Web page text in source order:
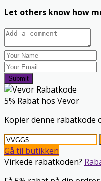
Let others know how
Submit
5% Rabat hos Vevor
Kopier denne rabatkode
Gå til butikken
Virkede rabatkoden?